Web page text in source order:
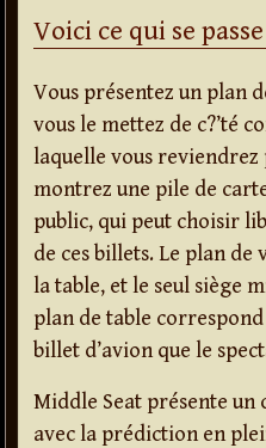
Voici ce qui se
Vous présentez un plan
vous le mettez de c?’té
laquelle vous reviendrez
montrez une pile de
public, qui peut choisir
de ces billets. Le plan de
la table, et le seul siège
plan de table
billet d’avion que le
Middle Seat présente
avec la prédiction en